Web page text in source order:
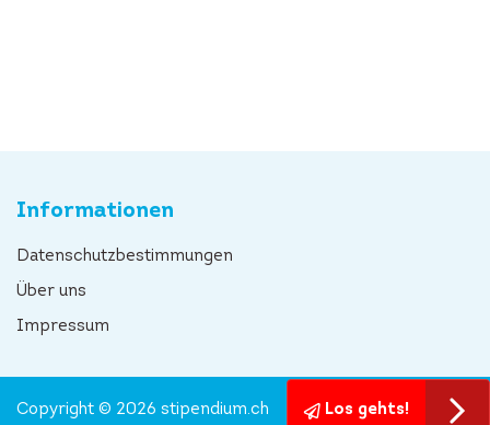
Informationen
Datenschutzbestimmungen
Über uns
Impressum
Los gehts!
Copyright © 2026 stipendium.ch